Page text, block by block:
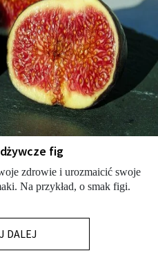
fig
zdrowie i urozmaicić swoje
Na przykład, o smak figi.
DALEJ